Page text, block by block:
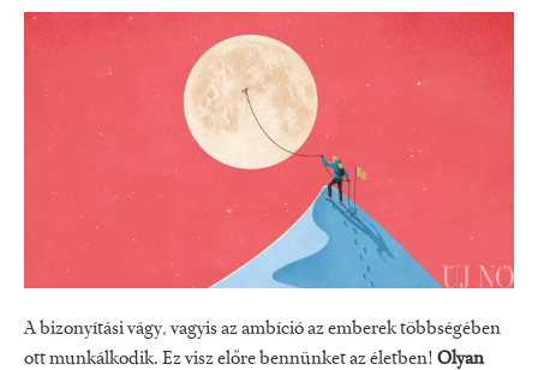
A bizonyítási vágy, vagyis az ambíció az emberek többségében
ott munkálkodik. Ez visz előre bennünket az életben! Olyan